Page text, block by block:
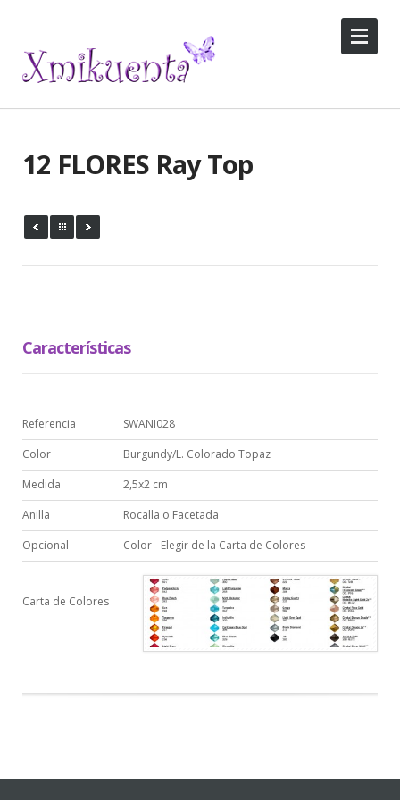
12 FLORES Ray Top
Características
Referencia
SWANI028
Color
Burgundy/L. Colorado Topaz
Medida
2,5x2 cm
Anilla
Rocalla o Facetada
Opcional
Color - Elegir de la Carta de Colores
Carta de Colores